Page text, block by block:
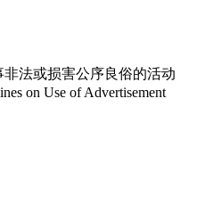
法或损害公序良俗的活动
on Use of Advertisement